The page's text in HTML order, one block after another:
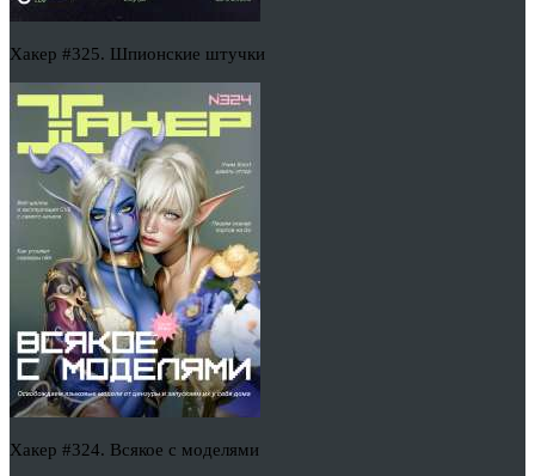
Хакер #325. Шпионские штучки
Хакер #324. Всякое с моделями